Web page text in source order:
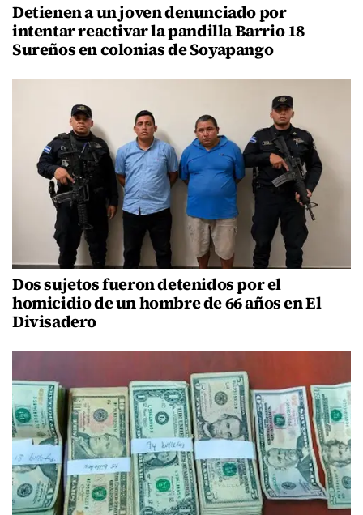
Detienen a un joven denunciado por
intentar reactivar la pandilla Barrio 18
Sureños en colonias de Soyapango
Dos sujetos fueron detenidos por el
homicidio de un hombre de 66 años en El
Divisadero